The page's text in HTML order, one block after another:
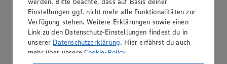
Einstellungen ggf. nicht mehr alle Funktionalitäten zur
Verfügung stehen. Weitere Erklärungen sowie einen
Link zu den Datenschutz-Einstellungen findest du in
unserer Datenschutzerklärung. Hier erfährst du auch
mehr über unsereCookie-Policy.